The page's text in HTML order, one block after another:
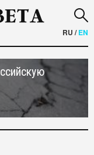
RU /EN